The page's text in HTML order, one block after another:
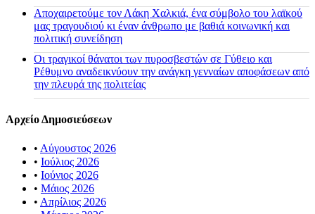
Αποχαιρετούμε τον Λάκη Χαλκιά, ένα σύμβολο του λαϊκού
μας τραγουδιού κι έναν άνθρωπο με βαθιά κοινωνική και
πολιτική συνείδηση
Οι τραγικοί θάνατοι των πυροσβεστών σε Γύθειο και
Ρέθυμνο αναδεικνύουν την ανάγκη γενναίων αποφάσεων από
την πλευρά της πολιτείας
Αρχείο Δημοσιεύσεων
• Αύγουστος 2026
• Ιούλιος 2026
• Ιούνιος 2026
• Μάιος 2026
• Απρίλιος 2026